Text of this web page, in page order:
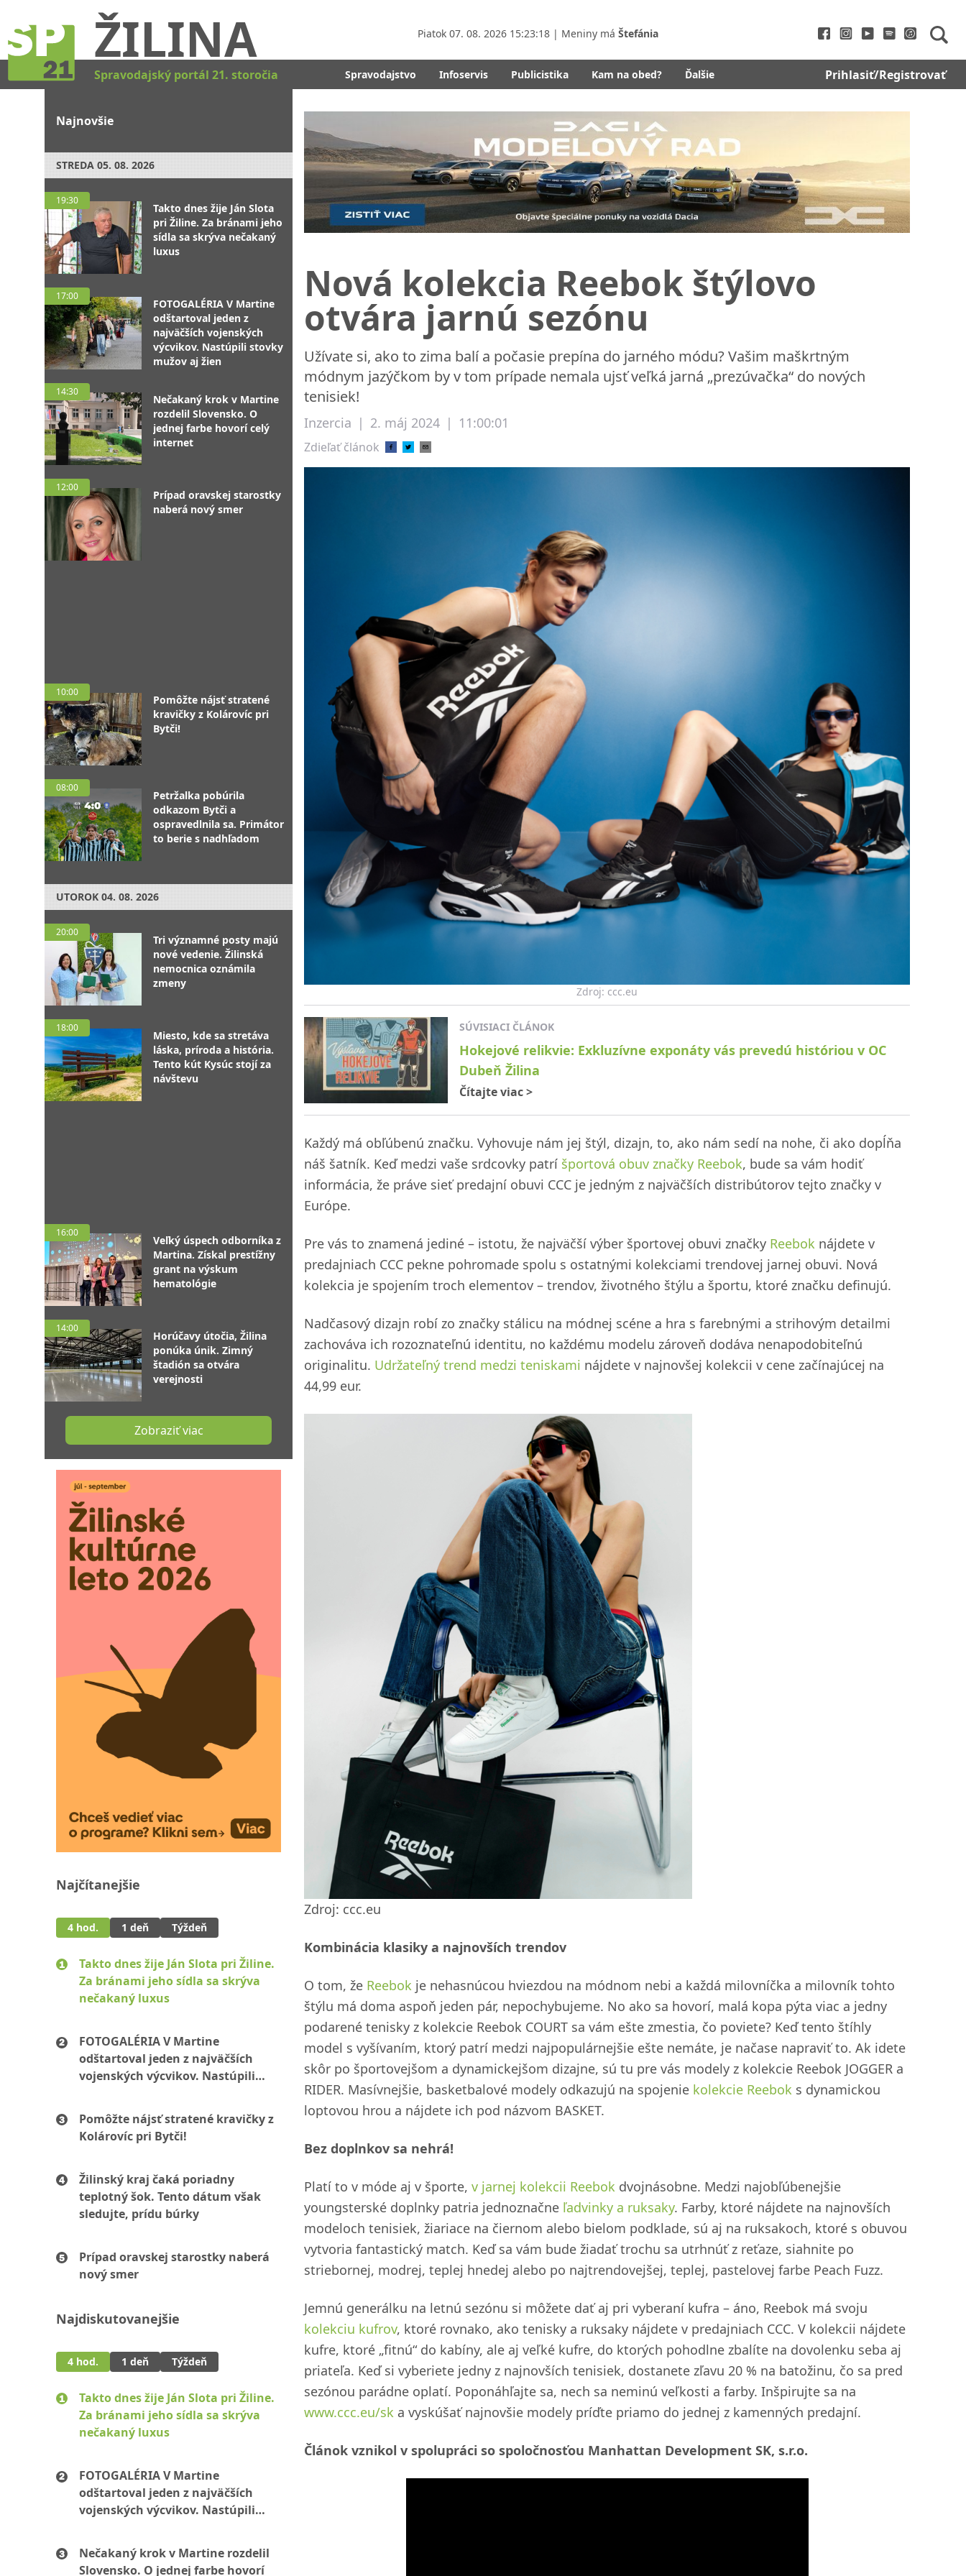
ŽILINA Piatok 07. 08. 2026 15:23:20 | Meniny má Štefánia
Spravodajský portál 21. storočia Spravodajstvo Infoservis Publicistika Kam na obed? Ďalšie Prihlasiť/Registrovať
Najnovšie
STREDA 05. 08. 2026
19:30
Takto dnes žije Ján Slota
pri Žiline. Za bránami jeho
sídla sa skrýva nečakaný
luxus
17:00
FOTOGALÉRIA V Martine
odštartoval jeden z
najväčších vojenských
výcvikov. Nastúpili stovky
mužov aj žien
14:30
Nečakaný krok v Martine
rozdelil Slovensko. O
jednej farbe hovorí celý
internet
12:00
Prípad oravskej starostky
naberá nový smer
10:00
Pomôžte nájsť stratené
kravičky z Kolárovíc pri
Bytči!
08:00
Petržalka pobúrila
odkazom Bytči a
ospravedlnila sa. Primátor
to berie s nadhľadom
UTOROK 04. 08. 2026
20:00
Tri významné posty majú
nové vedenie. Žilinská
nemocnica oznámila
zmeny
18:00
Miesto, kde sa stretáva
láska, príroda a história.
Tento kút Kysúc stojí za
návštevu
16:00
Veľký úspech odborníka z
Martina. Získal prestížny
grant na výskum
hematológie
14:00
Horúčavy útočia, Žilina
ponúka únik. Zimný
štadión sa otvára
verejnosti
Zobraziť viac
Najčítanejšie
4 hod. 1 deň Týždeň
Takto dnes žije Ján Slota pri Žiline.
Za bránami jeho sídla sa skrýva
nečakaný luxus
FOTOGALÉRIA V Martine
odštartoval jeden z najväčších
vojenských výcvikov. Nastúpili
Pomôžte nájsť stratené kravičky z
Kolárovíc pri Bytči!
Žilinský kraj čaká poriadny
teplotný šok. Tento dátum však
sledujte, prídu búrky
Prípad oravskej starostky naberá
nový smer
Najdiskutovanejšie
4 hod. 1 deň Týždeň
Takto dnes žije Ján Slota pri Žiline.
Za bránami jeho sídla sa skrýva
nečakaný luxus
FOTOGALÉRIA V Martine
odštartoval jeden z najväčších
vojenských výcvikov. Nastúpili
Nečakaný krok v Martine rozdelil
Slovensko. O jednej farbe hovorí
Nová kolekcia Reebok štýlovo
otvára jarnú sezónu
Užívate si, ako to zima balí a počasie prepína do jarného módu? Vašim maškrtným
módnym jazýčkom by v tom prípade nemala ujsť veľká jarná „prezúvačka“ do nových
tenisiek!
Inzercia | 2. máj 2024 | 11:00:01
Zdieľať článok
Zdroj: ccc.eu
SÚVISIACI ČLÁNOK
Hokejové relikvie: Exkluzívne exponáty vás prevedú históriou v OC
Dubeň Žilina
Čítajte viac>
Každý má obľúbenú značku. Vyhovuje nám jej štýl, dizajn, to, ako nám sedí na nohe, či ako dopĺňa
náš šatník. Keď medzi vaše srdcovky patrí športová obuv značky Reebok, bude sa vám hodiť
informácia, že práve sieť predajní obuvi CCC je jedným z najväčších distribútorov tejto značky v
Európe.
Pre vás to znamená jediné – istotu, že najväčší výber športovej obuvi značky Reebok nájdete v
predajniach CCC pekne pohromade spolu s ostatnými kolekciami trendovej jarnej obuvi. Nová
kolekcia je spojením troch elementov – trendov, životného štýlu a športu, ktoré značku definujú.
Nadčasový dizajn robí zo značky stálicu na módnej scéne a hra s farebnými a strihovým detailmi
zachováva ich rozoznateľnú identitu, no každému modelu zároveň dodáva nenapodobiteľnú
originalitu. Udržateľný trend medzi teniskami nájdete v najnovšej kolekcii v cene začínajúcej na
44,99 eur.
Zdroj: ccc.eu
Kombinácia klasiky a najnovších trendov
O tom, že Reebok je nehasnúcou hviezdou na módnom nebi a každá milovníčka a milovník tohto
štýlu má doma aspoň jeden pár, nepochybujeme. No ako sa hovorí, malá kopa pýta viac a jedny
podarené tenisky z kolekcie Reebok COURT sa vám ešte zmestia, čo poviete? Keď tento štíhly
model s vyšívaním, ktorý patrí medzi najpopulárnejšie ešte nemáte, je načase napraviť to. Ak idete
skôr po športovejšom a dynamickejšom dizajne, sú tu pre vás modely z kolekcie Reebok JOGGER a
RIDER. Masívnejšie, basketbalové modely odkazujú na spojenie kolekcie Reebok s dynamickou
loptovou hrou a nájdete ich pod názvom BASKET.
Bez doplnkov sa nehrá!
Platí to v móde aj v športe, v jarnej kolekcii Reebok dvojnásobne. Medzi najobľúbenejšie
youngsterské doplnky patria jednoznačne ľadvinky a ruksaky. Farby, ktoré nájdete na najnovších
modeloch tenisiek, žiariace na čiernom alebo bielom podklade, sú aj na ruksakoch, ktoré s obuvou
vytvoria fantastický match. Keď sa vám bude žiadať trochu sa utrhnúť z reťaze, siahnite po
striebornej, modrej, teplej hnedej alebo po najtrendovejšej, teplej, pastelovej farbe Peach Fuzz.
Jemnú generálku na letnú sezónu si môžete dať aj pri vyberaní kufra – áno, Reebok má svoju
kolekciu kufrov, ktoré rovnako, ako tenisky a ruksaky nájdete v predajniach CCC. V kolekcii nájdete
kufre, ktoré „fitnú“ do kabíny, ale aj veľké kufre, do ktorých pohodlne zbalíte na dovolenku seba aj
priateľa. Keď si vyberiete jedny z najnovších tenisiek, dostanete zľavu 20 % na batožinu, čo sa pred
sezónou parádne oplatí. Poponáhľajte sa, nech sa neminú veľkosti a farby. Inšpirujte sa na
www.ccc.eu/sk a vyskúšať najnovšie modely príďte priamo do jednej z kamenných predajní.
Článok vznikol v spolupráci so spoločnosťou Manhattan Development SK, s.r.o.